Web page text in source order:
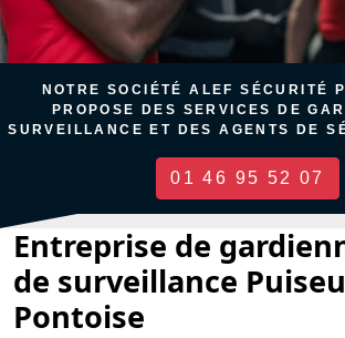
NOTRE SOCIÉTÉ ALEF SÉCURITÉ
PROPOSE DES SERVICES DE
SURVEILLANCE ET DES AGENTS DE
01 46 95 52 07
Entreprise de
de surveillance
Pontoise